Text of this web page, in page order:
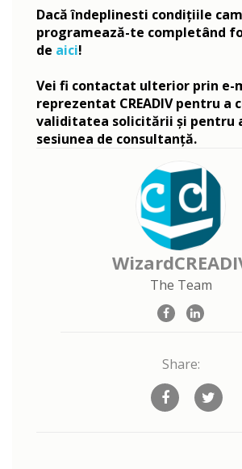
Dacă îndeplinesti condițiile
programează-te completând
de aici!
Vei fi contactat ulterior prin e-
reprezentat CREADIV pentru a
validitatea solicitării și pentru
sesiunea de consultanță.
The Team
Share: